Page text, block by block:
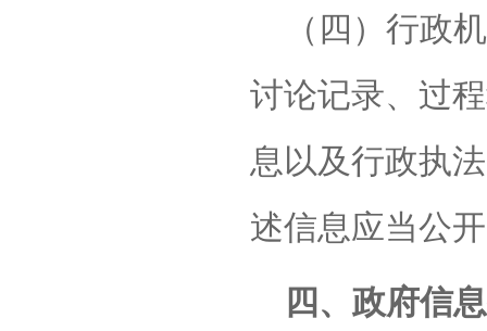
（四）行政
讨论记录、过
息以及行政执
述信息应当公
四、政府信